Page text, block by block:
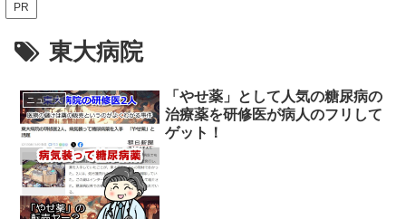
PR
東大病院
ニュース
「やせ薬」として人気の糖尿病の
治療薬を研修医が病人のフリして
ゲット！